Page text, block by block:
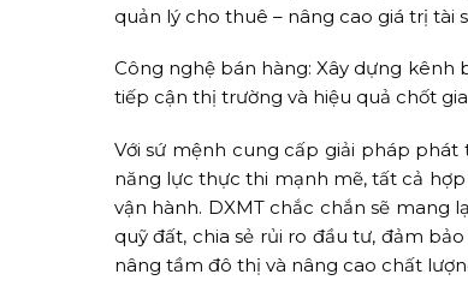
quản lý cho thuê – nâng cao giá trị tài
Công nghệ bán hàng: Xây dựng kênh
tiếp cận thị trường và hiệu quả chốt
Với sứ mệnh cung cấp giải pháp
năng lực thực thi mạnh mẽ, tất cả
vận hành. DXMT chắc chắn sẽ mang
quỹ đất, chia sẻ rủi ro đầu tư, đảm
nâng tầm đô thị và nâng cao chất